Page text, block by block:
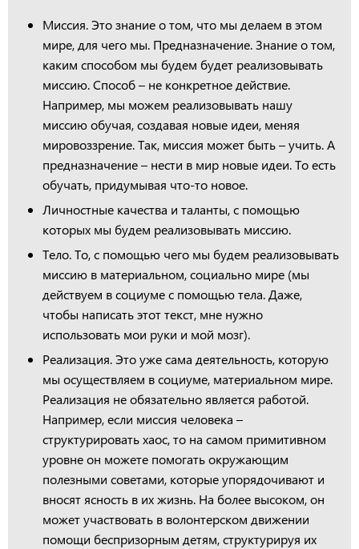
Миссия. Это знание о том, что мы делаем в этом
мире, для чего мы. Предназначение. Знание о том,
каким способом мы будем будет реализовывать
миссию. Способ – не конкретное действие.
Например, мы можем реализовывать нашу
миссию обучая, создавая новые идеи, меняя
мировоззрение. Так, миссия может быть – учить. А
предназначение – нести в мир новые идеи. То есть
обучать, придумывая что-то новое.
Личностные качества и таланты, с помощью
которых мы будем реализовывать миссию.
Тело. То, с помощью чего мы будем реализовывать
миссию в материальном, социально мире (мы
действуем в социуме с помощью тела. Даже,
чтобы написать этот текст, мне нужно
использовать мои руки и мой мозг).
Реализация. Это уже сама деятельность, которую
мы осуществляем в социуме, материальном мире.
Реализация не обязательно является работой.
Например, если миссия человека –
структурировать хаос, то на самом примитивном
уровне он можете помогать окружающим
полезными советами, которые упорядочивают и
вносят ясность в их жизнь. На более высоком, он
может участвовать в волонтерском движении
помощи беспризорным детям, структурируя их